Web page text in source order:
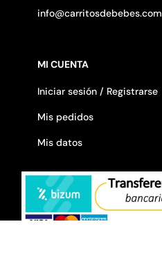
info@carritosdebebes.com
MI CUENTA
Iniciar sesión / Registrarse
Mis pedidos
Mis datos